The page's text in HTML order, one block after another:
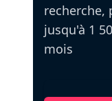
jusqu'à 1
mois